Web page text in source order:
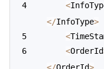
<
</InfoType>
<
<OrderId